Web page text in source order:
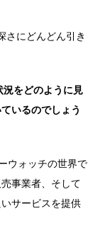
さにどんどん引き
をどのように見
いるのでしょう
ウォッチの世界で
事業者、そして
サービスを提供